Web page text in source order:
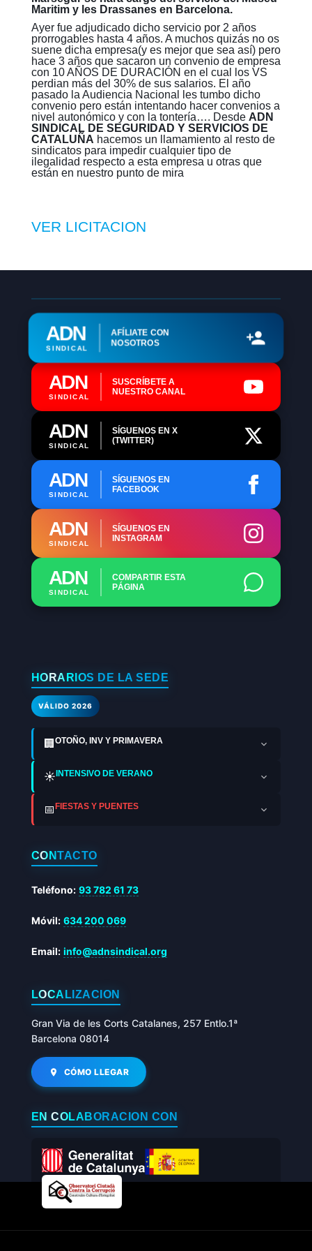
Maritim y les Drassanes en Barcelona.
Ayer fue adjudicado dicho servicio por 2 años
prorrogables hasta 4 años. A muchos quizás no os
suene dicha empresa(y es mejor que sea así) pero
hace 3 años que sacaron un convenio de empresa
con 10 AÑOS DE DURACIÓN en el cual los VS
perdian más del 30% de sus salarios. El año
pasado la Audiencia Nacional les tumbo dicho
convenio pero están intentando hacer convenios a
nivel autonómico y con la tontería…. Desde ADN
SINDICAL DE SEGURIDAD Y SERVICIOS DE
CATALUÑA hacemos un llamamiento al resto de
sindicatos para impedir cualquier tipo de
ilegalidad respecto a esta empresa u otras que
están en nuestro punto de mira
VER LICITACION
ADN
SINDICAL
AFÍLIATE CON
NOSOTROS
ADN
SINDICAL
SUSCRÍBETE A
NUESTRO CANAL
ADN
SINDICAL
SÍGUENOS EN X
(TWITTER)
ADN
SINDICAL
SÍGUENOS EN
FACEBOOK
ADN
SINDICAL
SÍGUENOS EN
INSTAGRAM
ADN
SINDICAL
COMPARTIR ESTA
PÁGINA
HORARIOS DE LA SEDE
VÁLIDO 2026
🏢 OTOÑO, INV Y PRIMAVERA
☀️INTENSIVO DE VERANO
📅FIESTAS Y PUENTES
CONTACTO
Teléfono: 93 782 61 73
Móvil: 634 200 069
Email: info@adnsindical.org
LOCALIZACIÓN
Gran Via de les Corts Catalanes, 257 Entlo.1ª
Barcelona 08014
CÓMO LLEGAR
EN COLABORACIÓN CON